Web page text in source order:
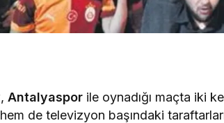
,Antalyaspor ile oynadığı maçta iki
de televizyon başındaki